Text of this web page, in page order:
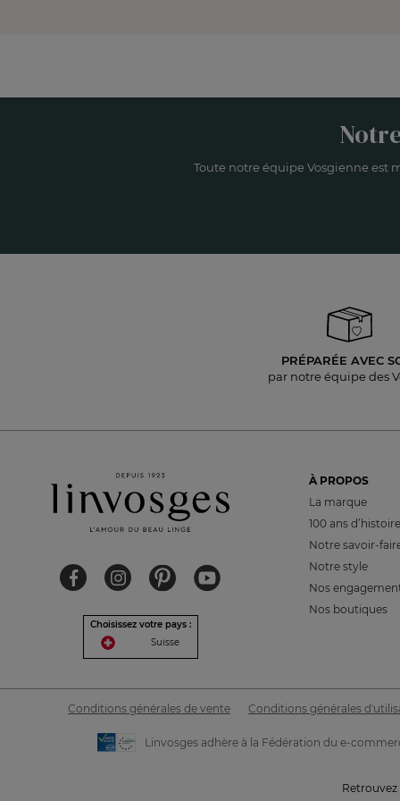
Toute notre équipe Vosgienne est
PRÉPARÉE AVEC
par notre équipe des
Choisissez votre pays :
Suisse
À PROPOS
La marque
100 ans d’histoire
Notre savoir-
Notre style
Nos
Nos boutiques
Conditions générales de vente Conditions générales
Linvosges adhère à la Fédération du e-